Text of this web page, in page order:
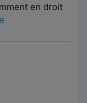
en droit